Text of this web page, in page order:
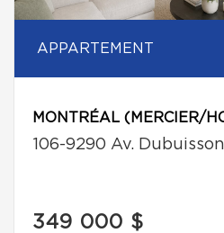
APPARTEMENT
106-9290 Av. Dubuisson
349 000 $